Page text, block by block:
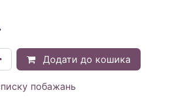
Додати до кошика
побажань